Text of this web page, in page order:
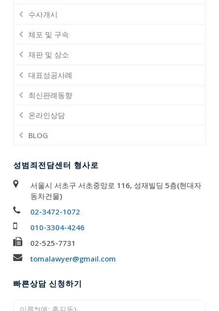
수사개시
체포 및 구속
재판 및 상소
대표성공사례
최신판례동향
온라인상담
BLOG
성범죄전담센터 형사로
서울시 서초구 서초중앙로 116, 성재빌딩 5층(현대자
동차건물)
02-3472-1072
010-3304-4246
02-525-7731
tomalawyer@gmail.com
빠른상담 신청하기